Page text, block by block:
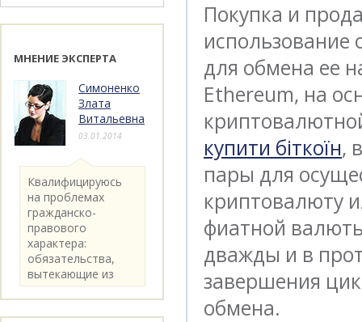
Покупка и
для обмена ее
Ethereum, на
купити біткоїн,
пары для
криптовалюту
фиатной
дважды и в
завершения
обмена.
МНЕНИЕ ЭКСПЕРТА
Симоненко
Злата
Витальевна
03.01.2014
Квалифицируюсь
на проблемах
гражданско-
правового
характера:
обязательства,
вытекающие из
категории..